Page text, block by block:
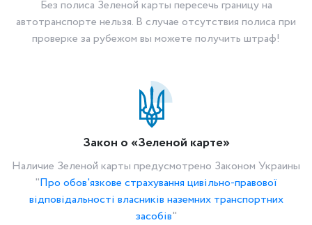
Без полиса Зеленой карты пересечь границу на
автотранспорте нельзя. В случае отсутствия полиса при
проверке за рубежом вы можете получить штраф!
Закон о «Зеленой карте»
Наличие Зеленой карты предусмотрено Законом Украины
"Про обов'язкове страхування цивільно-правової
відповідальності власників наземних транспортних
засобів"